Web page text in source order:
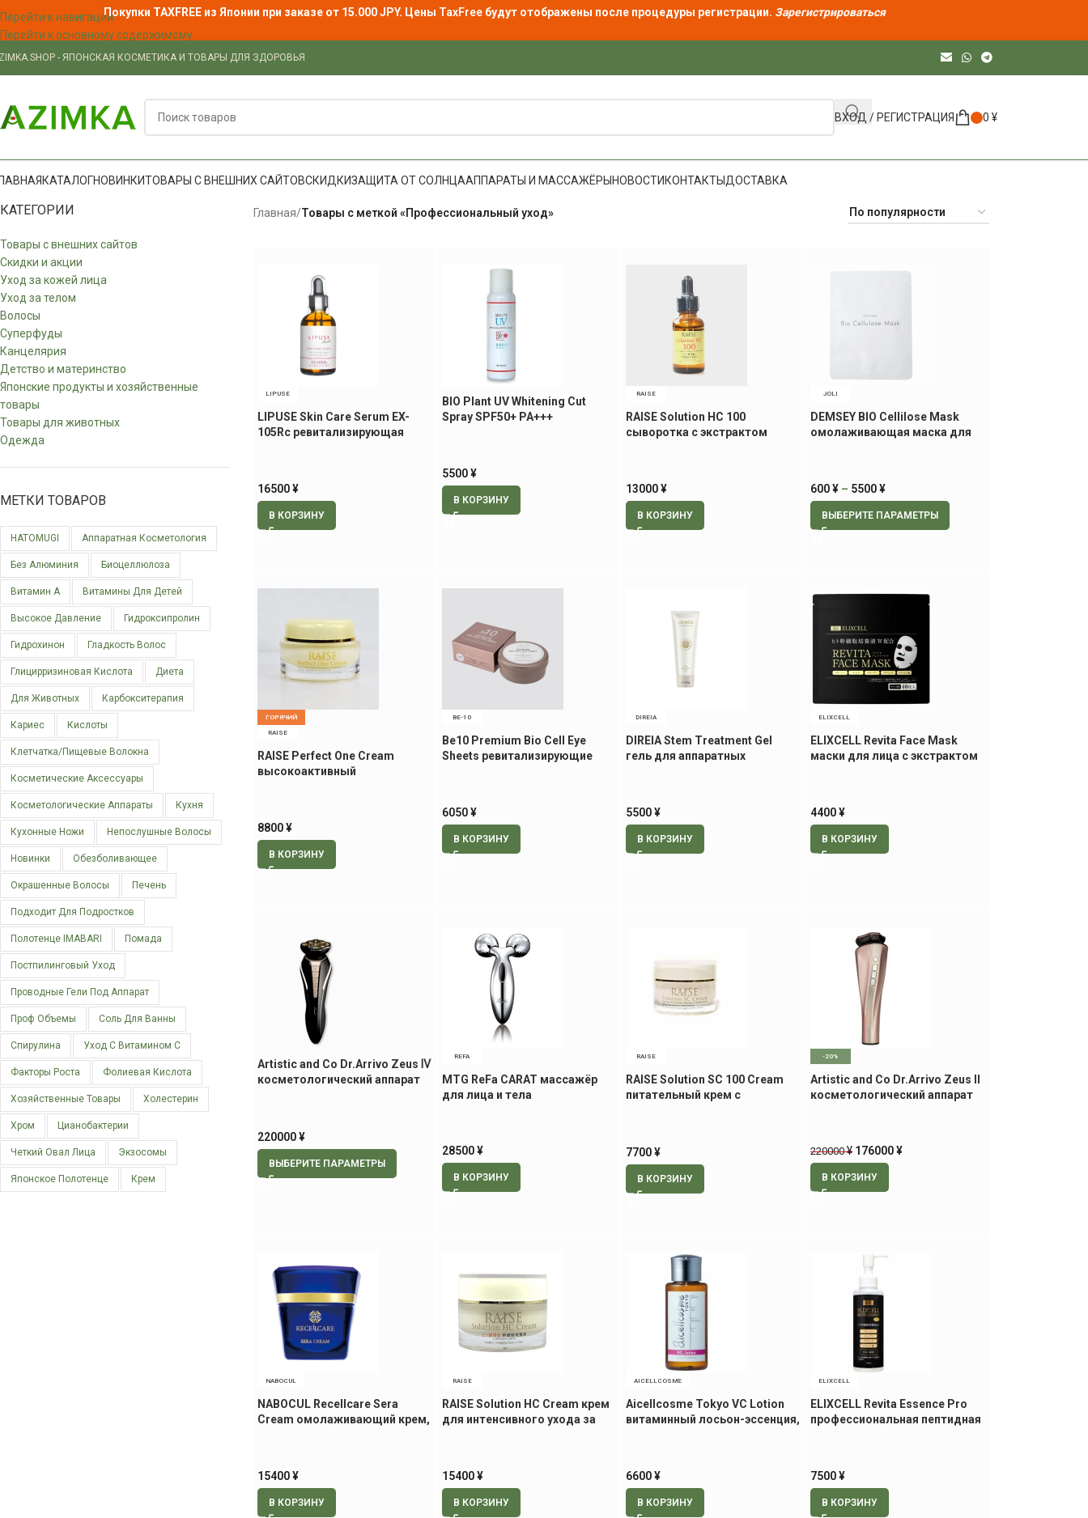
Перейти к навигации
Перейти к основному содержимому
Покупки TAXFREE из Японии при заказе от 15.000 JPY. Цены TaxFree будут отображены после процедуры регистрации. Зарегистрироваться
- ЯПОНСКАЯ КОСМЕТИКА И ТОВАРЫ ДЛЯ ЗДОРОВЬЯ
ВХОД / РЕГИСТРАЦИЯ 0 ¥
КАТАЛОГНОВИНКИТОВАРЫ С ВНЕШНИХ САЙТОВСКИДКИЗАЩИТА ОТ СОЛНЦААППАРАТЫ И МАССАЖЁРЫНОВОСТИКОНТАКТЫДОСТАВКА
КАТЕГОРИИ
Товары с внешних сайтов
Скидки и акции
Уход за кожей лица
Уход за телом
Волосы
Суперфуды
Канцелярия
Детство и материнство
Японские продукты и хозяйственные
товары
Товары для животных
Одежда
МЕТКИ ТОВАРОВ
HATOMUGI Аппаратная Косметология
Без Алюминия Биоцеллюлоза
Витамин А Витамины Для Детей
Высокое Давление Гидроксипролин
Гидрохинон Гладкость Волос
Глицирризиновая Кислота Диета
Для Животных Карбокситерапия
Кариес Кислоты
Клетчатка/пищевые Волокна
Косметические Аксессуары
Косметологические Аппараты Кухня
Кухонные Ножи Непослушные Волосы
Новинки Обезболивающее
Окрашенные Волосы Печень
Подходит Для Подростков
Полотенце IMABARI Помада
Постпилинговый Уход
Проводные Гели Под Аппарат
Проф Объемы Соль Для Ванны
Спирулина Уход С Витамином С
Факторы Роста Фолиевая Кислота
Хозяйственные Товары Холестерин
Хром Цианобактерии
Четкий Овал Лица Экзосомы
Японское Полотенце Крем
Главная/Товары с меткой «Профессиональный уход»
LIPUSE
LIPUSE Skin Care Serum EX-
105Rc ревитализирующая
16500¥
В КОРЗИНУ
BIO Plant UV Whitening Cut
Spray SPF50+ PA+++
5500¥
В КОРЗИНУ
RAISE
RAISE Solution HC 100
сыворотка с экстрактом
13000¥
В КОРЗИНУ
JOLI
DEMSEY BIO Cellilose Mask
омолаживающая маска для
600¥ – 5500¥
ВЫБЕРИТЕ ПАРАМЕТРЫ
ГОРЯЧИЙ
RAISE
RAISE Perfect One Cream
высокоактивный
8800¥
В КОРЗИНУ
BE-10
Be10 Premium Bio Cell Eye
Sheets ревитализирующие
6050¥
В КОРЗИНУ
DIREIA
DIREIA Stem Treatment Gel
гель для аппаратных
5500¥
В КОРЗИНУ
ELIXCELL
ELIXCELL Revita Face Mask
маски для лица с экстрактом
4400¥
В КОРЗИНУ
Artistic and Co Dr.Arrivo Zeus Ⅳ
косметологический аппарат
220000¥
ВЫБЕРИТЕ ПАРАМЕТРЫ
REFA
MTG ReFa CARAT массажёр
для лица и тела
28500¥
В КОРЗИНУ
RAISE
RAISE Solution SC 100 Cream
питательный крем с
7700¥
В КОРЗИНУ
-20%
Artistic and Co Dr.Arrivo Zeus II
косметологический аппарат
220000¥ 176000¥
В КОРЗИНУ
NABOCUL
NABOCUL Recellcare Sera
Cream омолаживающий крем,
15400¥
В КОРЗИНУ
RAISE
RAISE Solution HC Cream крем
для интенсивного ухода за
15400¥
В КОРЗИНУ
AICELLCOSME
Aicellcosme Tokyo VC Lotion
витаминный лосьон-эссенция,
6600¥
В КОРЗИНУ
ELIXCELL
ELIXCELL Revita Essence Pro
профессиональная пептидная
7500¥
В КОРЗИНУ